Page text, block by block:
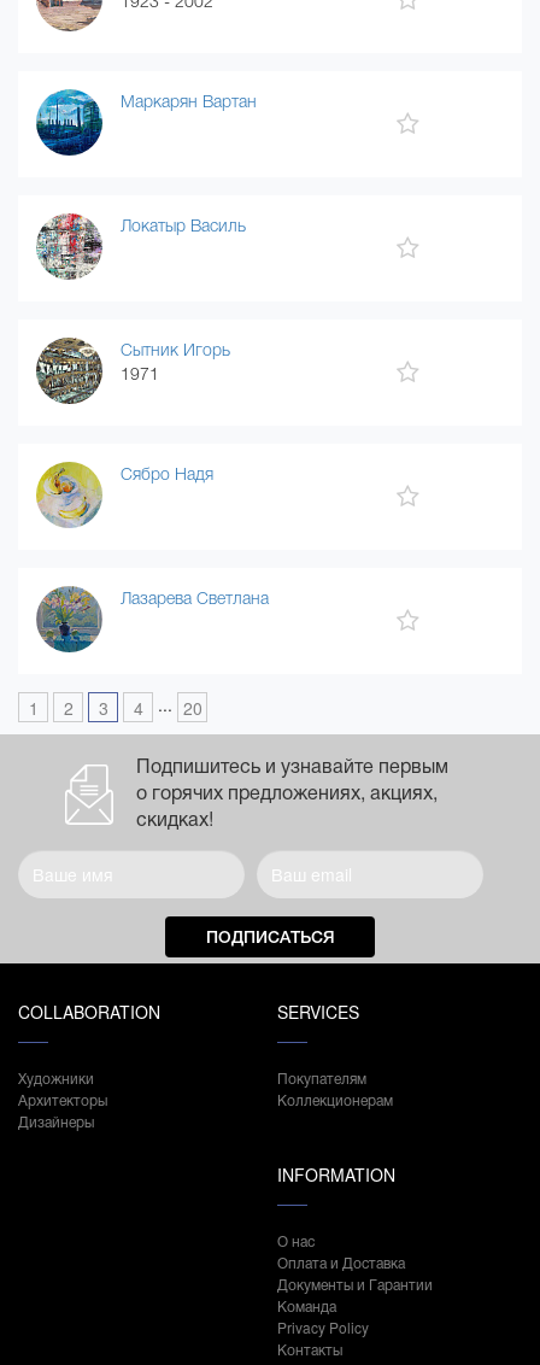
Маркарян Вартан
Локатыр Василь
Сытник Игорь
1971
Сябро Надя
Лазарева Светлана
1 2 3 4 ... 20
Подпишитесь и узнавайте первым
о горячих предложениях, акциях,
скидках!
ПОДПИСАТЬСЯ
COLLABORATION
Художники
Архитекторы
Дизайнеры
SERVICES
Покупателям
Коллекционерам
INFORMATION
О нас
Оплата и Доставка
Документы и Гарантии
Команда
Privacy Policy
Контакты